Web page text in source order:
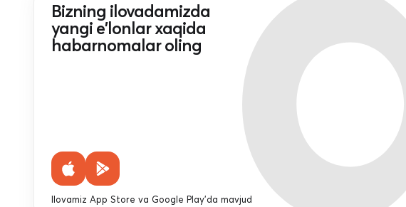
Bizning ilovadamizda
yangi e'lonlar xaqida
habarnomalar oling
Ilovamiz App Store va Google Play'da mavjud